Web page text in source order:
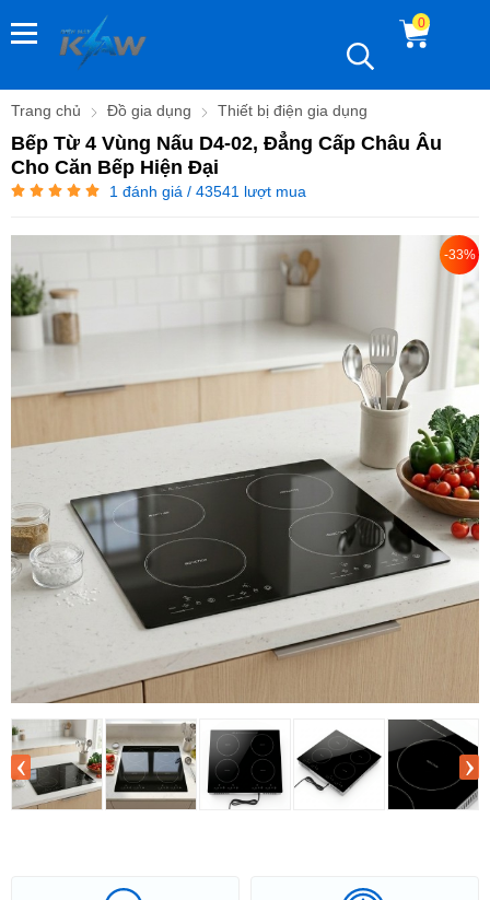
0
Trang chủ Đồ gia dụng Thiết bị điện gia dụng
Bếp Từ 4 Vùng Nấu D4-02, Đẳng Cấp Châu Âu
Cho Căn Bếp Hiện Đại
1 đánh giá / 43541 lượt mua
-33%
‹ ›